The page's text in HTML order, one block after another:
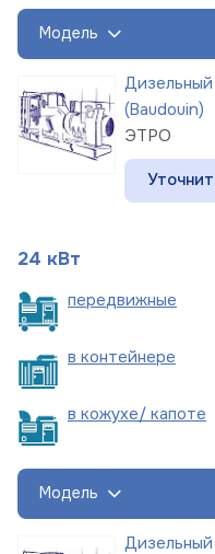
Модель
(Baudouin)
ЭТРО
24 кВт
передвижные
в контейнере
в кожухе/ капоте
Модель